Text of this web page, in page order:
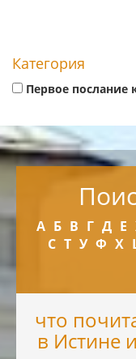
Категория
Первое послание
А Б В Г Д Е
С Т У Ф Х
что
в Истине